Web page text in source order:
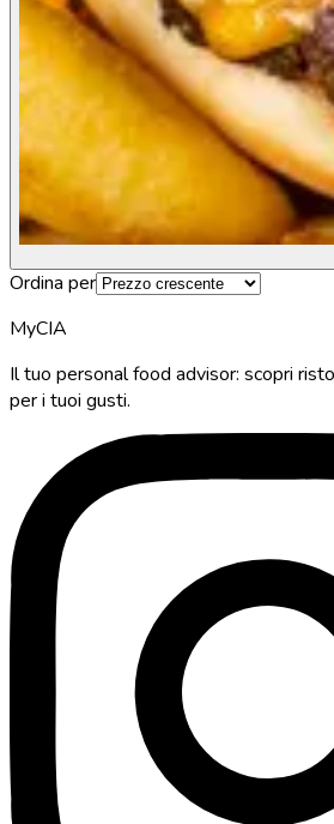
Ordina per
MyCIA
Il tuo personal food advisor: scopri
per i tuoi gusti.